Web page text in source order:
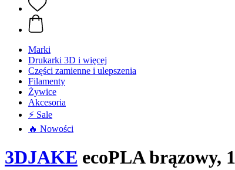
Marki
Drukarki 3D i więcej
Części zamienne i ulepszenia
Filamenty
Żywice
Akcesoria
⚡ Sale
🔥 Nowości
3DJAKE ecoPLA brązowy,